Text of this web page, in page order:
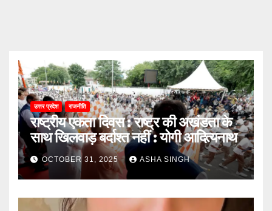
उत्तर प्रदेश राजनीति
राष्ट्रीय एकता दिवस : राष्ट्र की अखंडता के
साथ खिलवाड़ बर्दाश्त नहीं : योगी आदित्यनाथ
OCTOBER 31, 2025 ASHA SINGH